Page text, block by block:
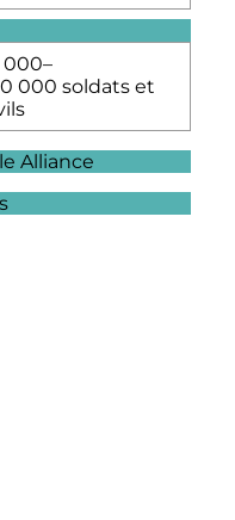
000–
000 soldats et
Alliance